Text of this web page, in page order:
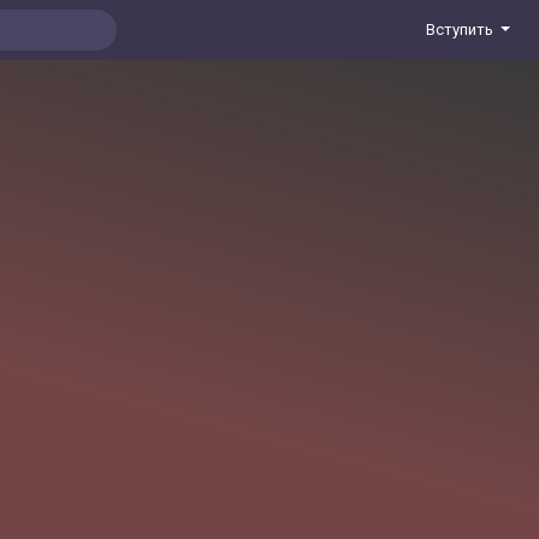
Вступить